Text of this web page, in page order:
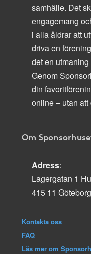
samhälle. Det
engagemang
i alla åldrar att
driva en
det en
Genom
din
online – utan
Om
Adress:
Lagergatan 1
415 11 Göteborg
Kontakta oss
FAQ
Läs mer om